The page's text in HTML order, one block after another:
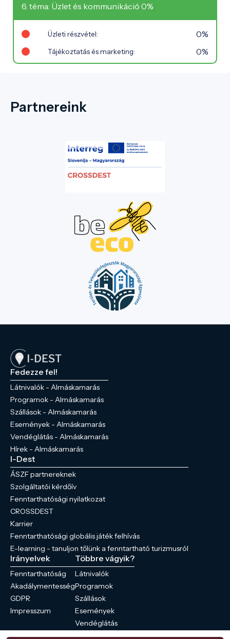
6. téma: Üzlet és kommunikáció 0%
Üzleti részvétel: 0%
Tájékoztatás és marketing: 0%
Partnereink
Fedezze fel!
Látnivalók - Almáskamarás
Programok - Almáskamarás
Szállások - Almáskamarás
Események - Almáskamarás
Vendéglátás - Almáskamarás
Hírek - Almáskamarás
I-Dest
ÁSZF partnereknek
Szolgáltatói kérdőív
Fenntarthatósági nyilatkozat
CROSSDEST
Karrier
Fenntarthatósági globális játék felhívás
E-learning - tanuljon tőlünk a fenntartható turizmusról
Irányelvek
Fenntarthatóság
Akadálymentesség
GDPR
Impresszum
Többre vágyik?
Látnivalók
Programok
Szállások
Események
Vendéglátás
Hírek